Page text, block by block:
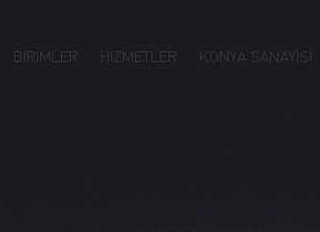
BİRİMLER HİZMETLER KONYA SANAYİSİ